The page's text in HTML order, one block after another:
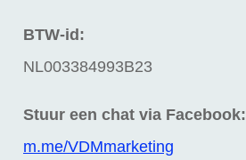
BTW-id:
NL003384993B23
Stuur een chat via Facebook:
m.me/VDMmarketing